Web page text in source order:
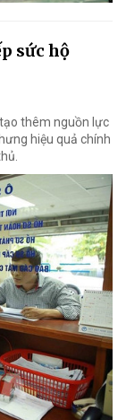
sức hộ
thêm nguồn lực
hiệu quả chính